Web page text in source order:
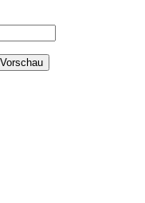
Vorschau